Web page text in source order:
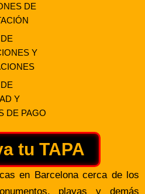
DE
Y
Y
DE PAGO
tu TAPA
en Barcelona cerca de los
playas y demás